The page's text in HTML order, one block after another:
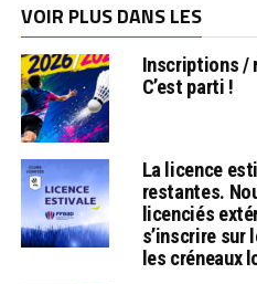
VOIR PLUS DANS LES
Inscriptions /
C’est parti !
La licence
restantes.
licenciés
s’inscrire sur
les créneaux